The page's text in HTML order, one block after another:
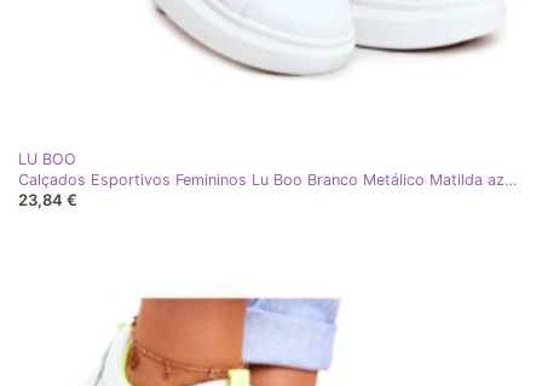
LU BOO
Calçados Esportivos Femininos Lu Boo Branco Metálico Matilda azul-marinho
23,84 €